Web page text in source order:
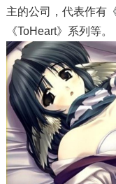
主的公司，代表作有
《ToHeart》系列等。